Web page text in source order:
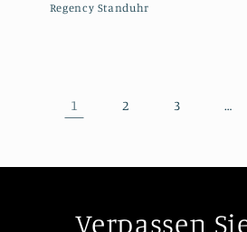
Regency Standuhr
1 2 3 …
Verpassen